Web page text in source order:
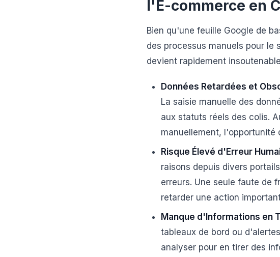
l'E-commerce en
Bien qu'une feuille Google de
des processus manuels pour le
devient rapidement
Données Retardées et
La saisie manuelle des
aux statuts réels des colis.
manuellement,
Risque Élevé d'Erreur
raisons depuis divers
erreurs. Une seule faute de
retarder une action
Manque d'Informations en
tableaux de bord ou
analyser pour en tirer des